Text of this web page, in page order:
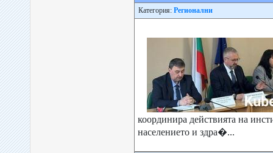
Категория: Регионални
координира действията на
населението и здра�...